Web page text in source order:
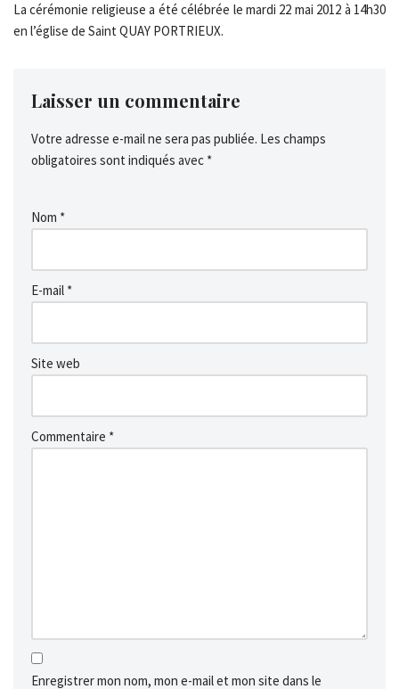
La cérémonie religieuse a été célébrée le mardi 22 mai 2012 à 14h30
en l’église de Saint QUAY PORTRIEUX.
Laisser un commentaire
Votre adresse e-mail ne sera pas publiée. Les champs
obligatoires sont indiqués avec *
Nom *
E-mail *
Site web
Commentaire *
Enregistrer mon nom, mon e-mail et mon site dans le